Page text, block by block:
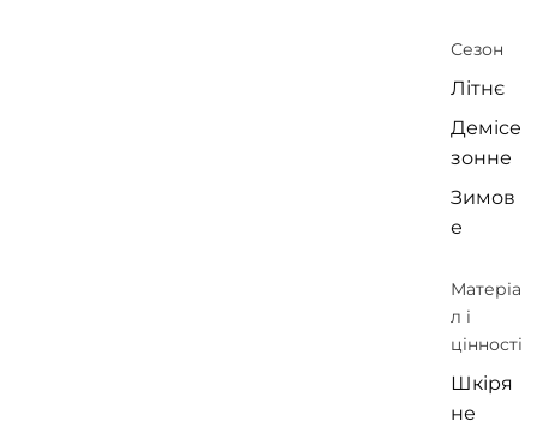
Сезон
Літнє
Демісе
зонне
Зимов
е
Матеріа
л і
цінності
Шкіря
не